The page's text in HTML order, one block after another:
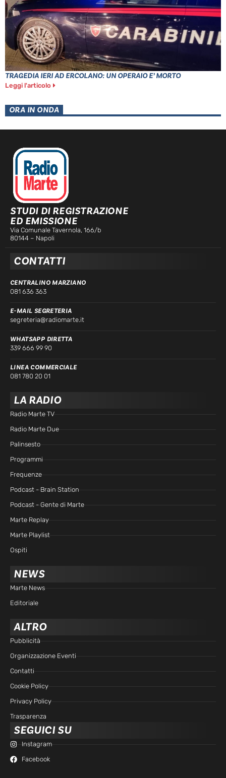
TRAGEDIA IERI AD ERCOLANO: UN OPERAIO E’ MORTO
Leggi l'articolo
ORA IN ONDA
STUDI DI REGISTRAZIONE
ED EMISSIONE
Via Comunale Tavernola, 166/b
80144 – Napoli
CONTATTI
CENTRALINO MARZIANO
081 636 363
E-MAIL SEGRETERIA
segreteria@radiomarte.it
WHATSAPP DIRETTA
339 666 99 90
LINEA COMMERCIALE
081 780 20 01
LA RADIO
Radio Marte TV
Radio Marte Due
Palinsesto
Programmi
Frequenze
Podcast - Brain Station
Podcast - Gente di Marte
Marte Replay
Marte Playlist
Ospiti
NEWS
Marte News
Editoriale
ALTRO
Pubblicità
Organizzazione Eventi
Contatti
Cookie Policy
Privacy Policy
Trasparenza
SEGUICI SU
Instagram
Facebook